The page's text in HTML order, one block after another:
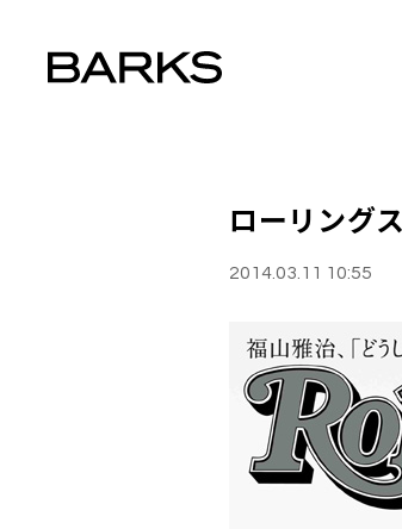
ローリング
2014.03.11 10:55